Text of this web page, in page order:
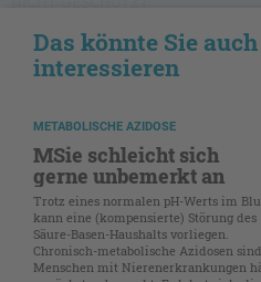
Das könnte Sie auch
interessieren
METABOLISCHE AZIDOSE
MSie schleicht sich
gerne unbemerkt an
Trotz eines normalen pH-Werts im
kann eine (kompensierte) Störung des
Säure-Basen-Haushalts vorliegen.
Chronisch-metabolische Azidosen
Menschen mit Nierenerkrankungen